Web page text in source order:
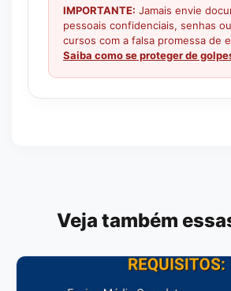
IMPORTANTE: Jamais envie
pessoais confidenciais, senhas
cursos com a falsa promessa de
Saiba como se proteger de
Veja também